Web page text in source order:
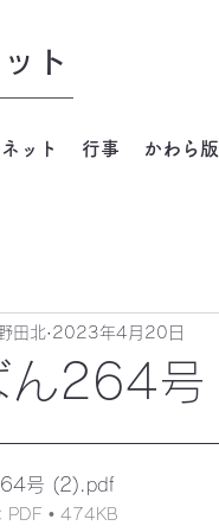
ト
ット 行事 かわら版
ん264号
田北 2023年4月20日
号 (2) .pdf
PDF • 474KB